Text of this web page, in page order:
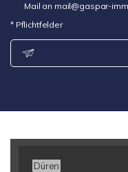
Mail an mail@gaspar-
* Pflichtfelder
Düren